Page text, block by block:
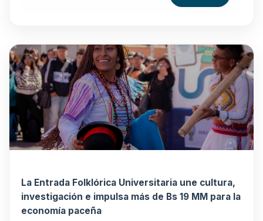
La Entrada Folklórica Universitaria une cultura,
investigación e impulsa más de Bs 19 MM para la
economía paceña